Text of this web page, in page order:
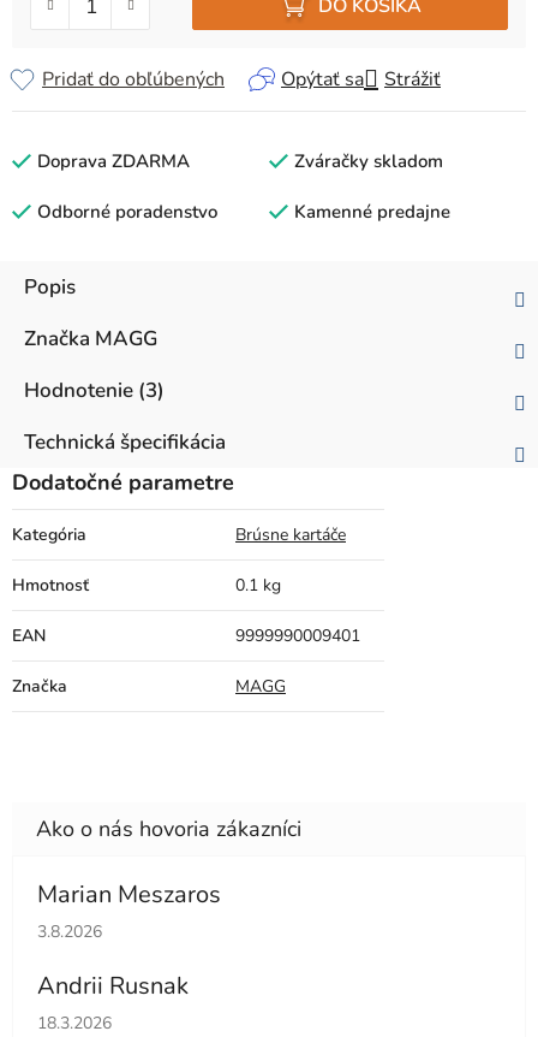
DO KOŠÍKA
Opýtať sa Strážiť
Pridať do obľúbených
Doprava ZDARMA Zváračky skladom
Odborné poradenstvo Kamenné predajne
Popis
Značka MAGG
Hodnotenie (3)
Technická špecifikácia
Dodatočné parametre
Kategória Brúsne kartáče
Hmotnosť 0.1 kg
EAN 9999990009401
Značka MAGG
Marian Meszaros
Hodnotenie obchodu je 5 z 5 hviezdičiek.
3.8.2026
Andrii Rusnak
Hodnotenie obchodu je 5 z 5 hviezdičiek.
18.3.2026